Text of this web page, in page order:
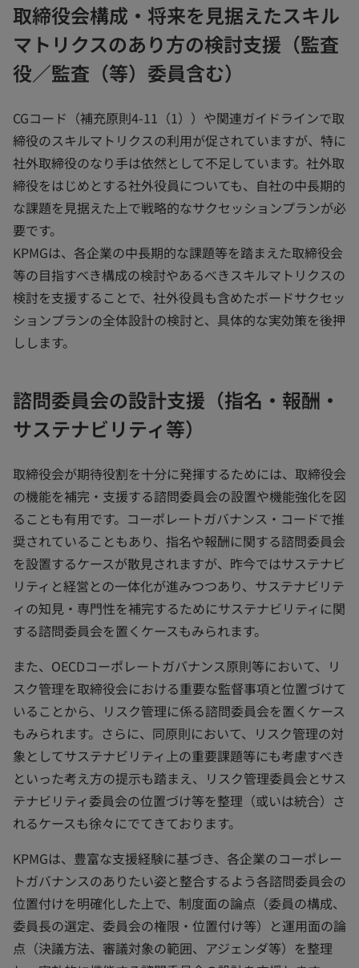
取締役会構成・将来を見据えたスキル
マトリクスのあり方の検討支援（監査
役／監査（等）委員含む）
CGコード（補充原則4-11（1））や関連ガイドラインで取
締役のスキルマトリクスの利用が促されていますが、特に
社外取締役のなり手は依然として不足しています。社外取
締役をはじめとする社外役員についても、自社の中長期的
な課題を見据えた上で戦略的なサクセッションプランが必
要です。
KPMGは、各企業の中長期的な課題等を踏まえた取締役会
等の目指すべき構成の検討やあるべきスキルマトリクスの
検討を支援することで、社外役員も含めたボードサクセッ
ションプランの全体設計の検討と、具体的な実効策を後押
しします。
諮問委員会の設計支援（指名・報酬・
サステナビリティ等）
取締役会が期待役割を十分に発揮するためには、取締役会
の機能を補完・支援する諮問委員会の設置や機能強化を図
ることも有用です。コーポレートガバナンス・コードで推
奨されていることもあり、指名や報酬に関する諮問委員会
を設置するケースが散見されますが、昨今ではサステナビ
リティと経営との一体化が進みつつあり、サステナビリテ
ィの知見・専門性を補完するためにサステナビリティに関
する諮問委員会を置くケースもみられます。
また、OECDコーポレートガバナンス原則等において、リ
スク管理を取締役会における重要な監督事項と位置づけて
いることから、リスク管理に係る諮問委員会を置くケース
もみられます。さらに、同原則において、リスク管理の対
象としてサステナビリティ上の重要課題等にも考慮すべき
といった考え方の提示も踏まえ、リスク管理委員会とサス
テナビリティ委員会の位置づけ等を整理（或いは統合）さ
れるケースも徐々にでてきております。
KPMGは、豊富な支援経験に基づき、各企業のコーポレー
トガバナンスのありたい姿と整合するよう各諮問委員会の
位置付けを明確化した上で、制度面の論点（委員の構成、
委員長の選定、委員会の権限・位置付け等）と運用面の論
点（決議方法、審議対象の範囲、アジェンダ等）を整理